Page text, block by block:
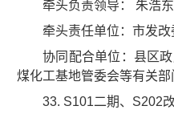
牵头负责领导： 朱浩东
牵头责任单位：市发
协同配合单位：县区
煤化工基地管委会等有关部
33. S101二期、S202